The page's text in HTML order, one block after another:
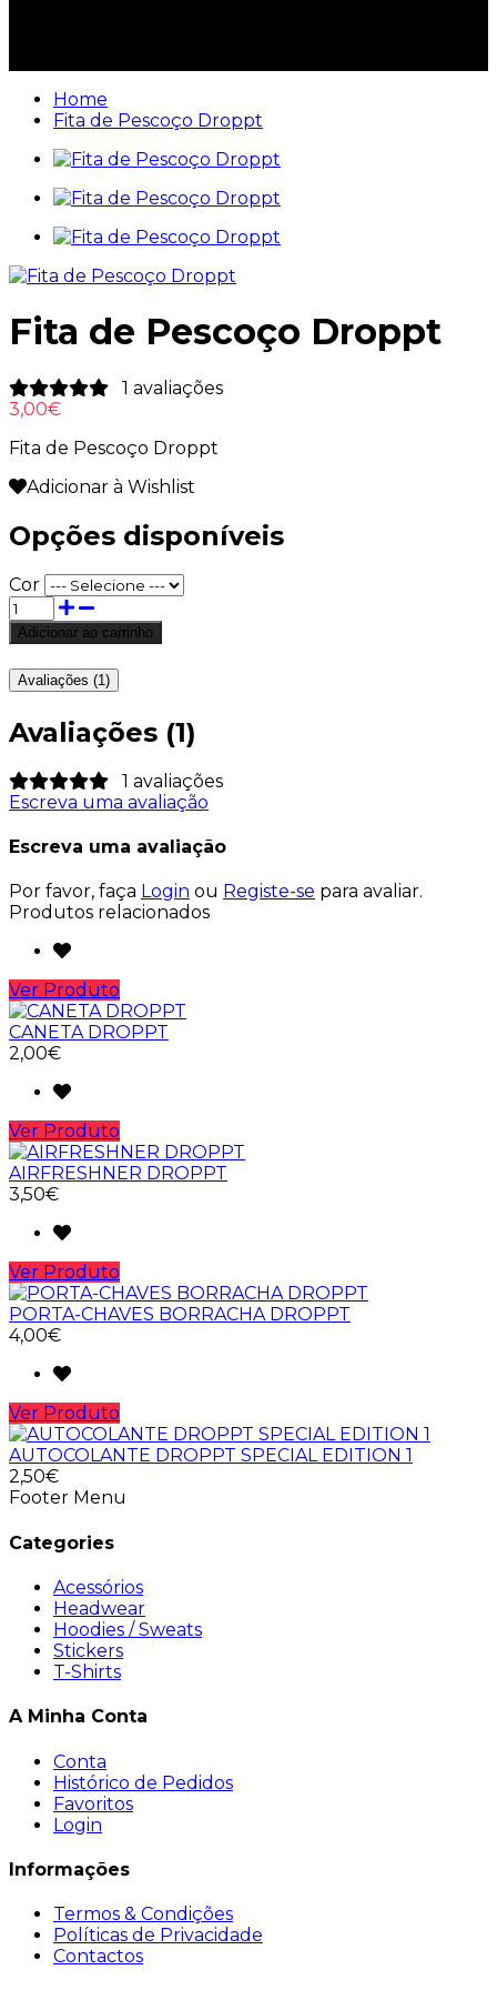
Home
Fita de Pescoço Droppt
Fita de Pescoço Droppt
1 avaliações
3,00€
Fita de Pescoço Droppt
Adicionar à Wishlist
Opções disponíveis
Cor
Avaliações (1)
Avaliações (1)
1 avaliações
Escreva uma avaliação
Escreva uma avaliação
Por favor, faça Login ou Registe-se para avaliar.
Produtos relacionados
Ver Produto
CANETA DROPPT
2,00€
Ver Produto
AIRFRESHNER DROPPT
3,50€
Ver Produto
PORTA-CHAVES BORRACHA DROPPT
4,00€
Ver Produto
AUTOCOLANTE DROPPT SPECIAL EDITION 1
2,50€
Footer Menu
Categories
Acessórios
Headwear
Hoodies / Sweats
Stickers
T-Shirts
A Minha Conta
Conta
Histórico de Pedidos
Favoritos
Login
Informações
Termos & Condições
Políticas de Privacidade
Contactos